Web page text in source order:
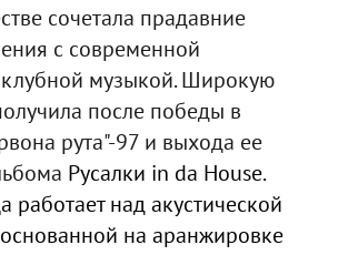
сочетала прадавние
с современной
музыкой. Широкую
после победы в
рута"-97 и выхода ее
Русалки in da House.
работает над акустической
на аранжировке